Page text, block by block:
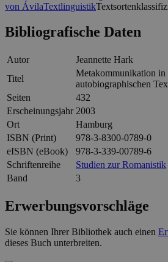
von ÁvilaTextlinguistik
Bibliografische Daten
Autor
Jeannette Hark
Titel
Metakommunikation in
autobiographischen
Seiten
432
Erscheinungsjahr 2003
Ort
Hamburg
ISBN (Print)
978-3-8300-0789-0
eISBN (eBook)
978-3-339-00789-6
Schriftenreihe
Studien zur Romanistik
Band
3
Erwerbungsvorschläge
Sie können Ihrer Bibliothek auch einen
dieses Buch unterbreiten.